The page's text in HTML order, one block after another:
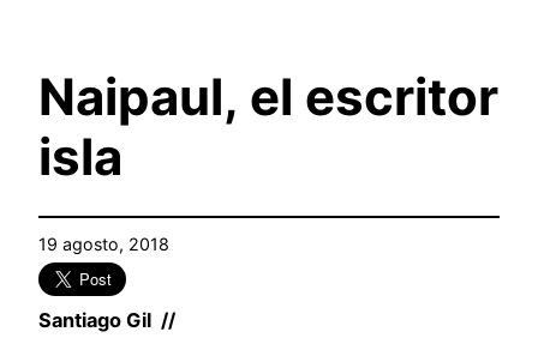
Naipaul, el escritor
isla
19 agosto, 2018
Santiago Gil //